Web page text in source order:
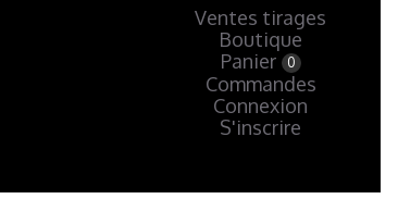
Ventes tirages
Boutique
Panier
0
Commandes
Connexion
S'inscrire